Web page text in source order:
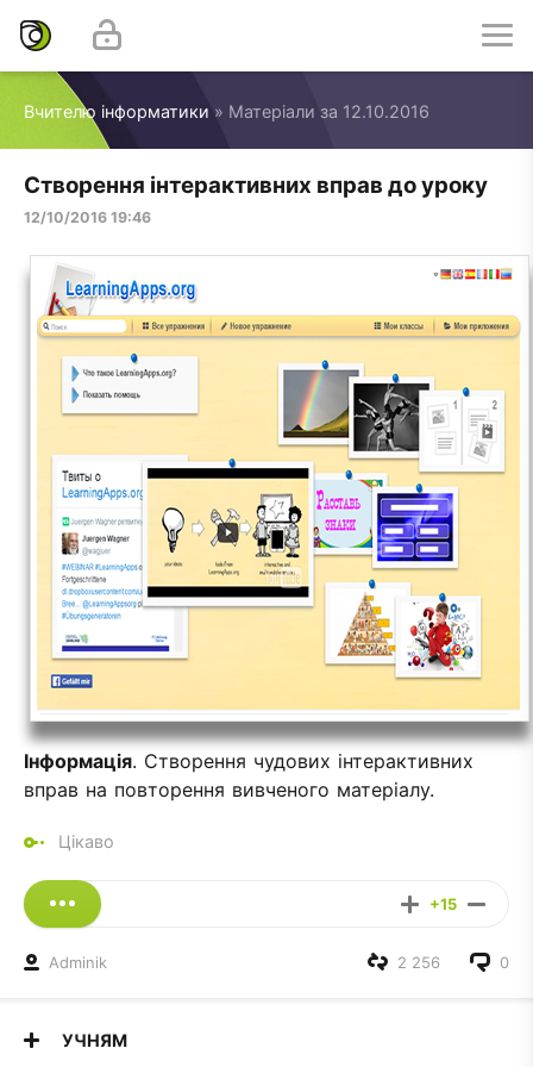
Вчителю інформатики » Матеріали за 12.10.2016
Створення інтерактивних вправ до уроку
12/10/2016 19:46
Інформація. Створення чудових інтерактивних
вправ на повторення вивченого матеріалу.
Цікаво
+15
Adminik 0
2 256
УЧНЯМ